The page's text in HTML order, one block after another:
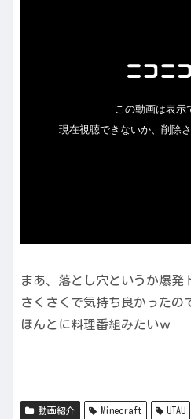
まあ、落とし穴というか爆発
さくさくで気持ち良かったの
ほんとに料理番組みたいｗ
動画紹介 Minecraft UTAU